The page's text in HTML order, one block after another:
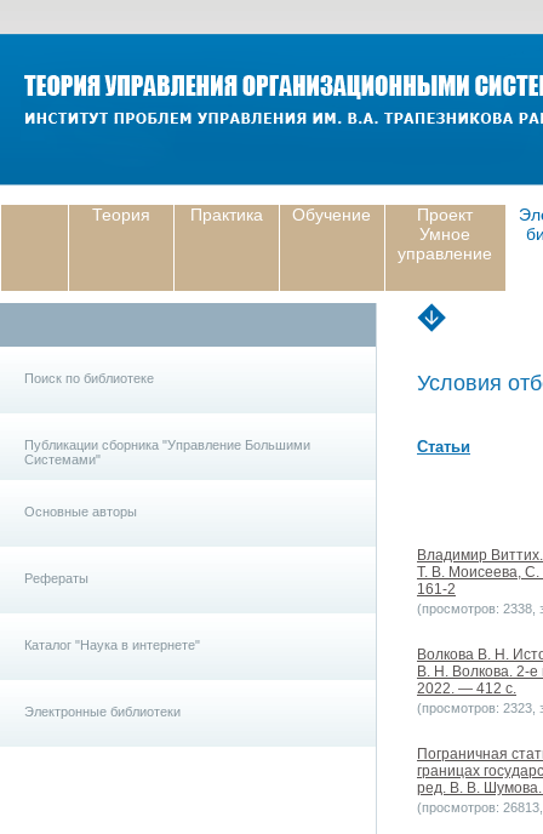
Теория Практика Обучение
Проект
Умное
управление
Поиск по библиотеке
Публикации сборника "Управление Большими
Системами"
Основные авторы
Рефераты
Каталог "Наука в интернете"
Электронные библиотеки
Условия
Статьи
Владимир
Т. В. Моисеева, С.
161-2
(просмотров: 2338,
Волкова В. Н.
В. Н. Волкова.
2022. — 412 с.
(просмотров: 2323,
Пограничная
границах
ред. В. В.
(просмотров: